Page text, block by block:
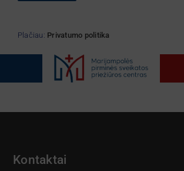
Plačiau: Privatumo politika
Kontaktai